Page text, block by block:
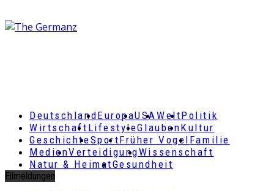
DeutschlandEuropaUSAWeltPolitik
Wirtschaft LifestyleGlaubenKultur
GeschichteSportFrüher Vogel Familie
MedienVerteidigungWissenschaft
Natur & HeimatGesundheit
Eilmeldungen